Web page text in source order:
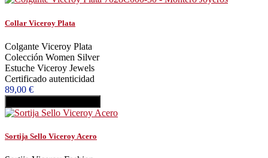
Collar Viceroy Plata
Colgante Viceroy Plata
Colección Women Silver
Estuche Viceroy Jewels
Certificado autenticidad
89,00 €
Sortija Sello Viceroy Acero